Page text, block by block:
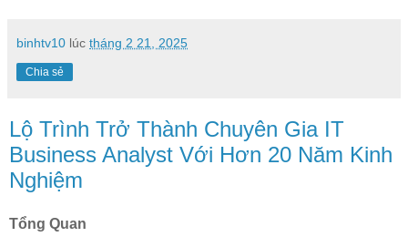
binhtv10 lúc tháng 2 21, 2025
Chia sẻ
Lộ Trình Trở Thành Chuyên Gia IT
Business Analyst Với Hơn 20 Năm Kinh
Nghiệm
Tổng Quan